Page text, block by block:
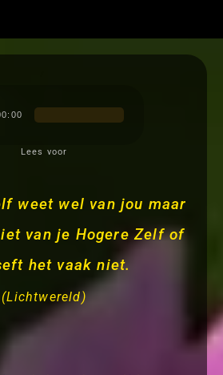
Lees voor
weet wel van jou maar
van je Hogere Zelf of
het vaak niet.
(Lichtwereld)